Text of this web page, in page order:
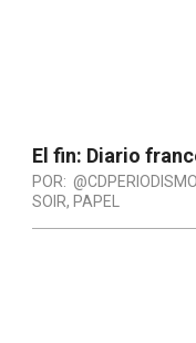
El fin: Diario
POR: @CDPERIODISMO
SOIR, PAPEL